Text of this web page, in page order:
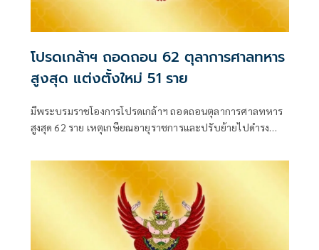
โปรดเกล้าฯ ถอดถอน 62 ตุลาการศาลทหาร
สูงสุด แต่งตั้งใหม่ 51 ราย
มีพระบรมราชโองการโปรดเกล้าฯ ถอดถอนตุลาการศาลทหาร
สูงสุด 62 ราย เหตุเกษียณอายุราชการและปรับย้ายไปดำรง
แทน 51 ราย